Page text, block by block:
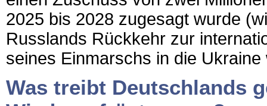
2025 bis 2028 zugesagt wurde
Russlands Rückkehr zur
seines Einmarschs in die
Was treibt Deutschlands